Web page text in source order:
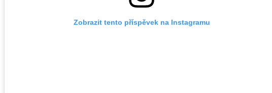
Zobrazit tento příspěvek na Instagramu